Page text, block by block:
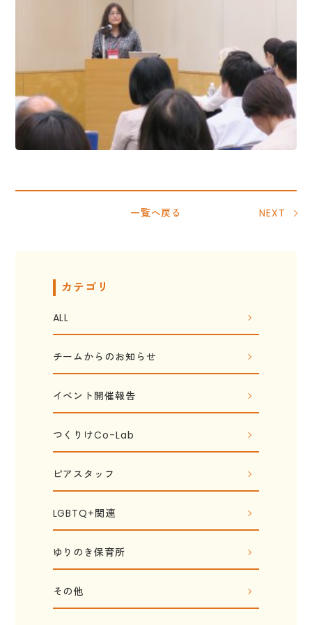
一覧へ戻る NEXT
カテゴリ
ALL
チームからのお知らせ
イベント開催報告
つくりけCo-Lab
ピアスタッフ
LGBTQ+関連
ゆりのき保育所
その他